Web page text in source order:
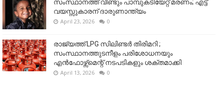
സംസ്ഥാനത്ത് വീണ്ടും പാമ്പുകടിയേറ്റ് മരണം; എട്ട്
വയസ്സുകാരന് ദാരുണാന്ത്യം
April 23, 2026 0
രാജ്യത്ത് LPG സിലിണ്ടർ തിരിമറി ;
സംസ്ഥാനത്തുടനീളം പരിശോധനയും
എൻഫോഴ്സ്മെന്റ് നടപടികളും ശക്തമാക്കി
April 13, 2026 0